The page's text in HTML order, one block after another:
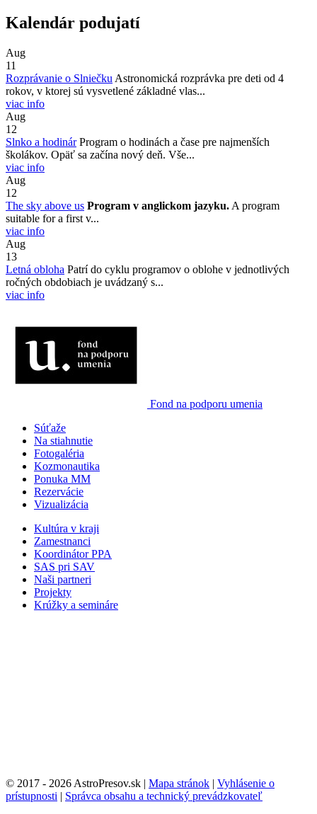
Kalendár podujatí
Aug
11
Rozprávanie o Slniečku Astronomická rozprávka pre deti od 4
rokov, v ktorej sú vysvetlené základné vlas...
viac info
Aug
12
Slnko a hodinárProgram o hodinách a čase pre najmenších
školákov. Opäť sa začína nový deň. Vše...
viac info
Aug
12
The sky above us Program v anglickom jazyku. A program
suitable for a first v...
viac info
Aug
13
Letná obloha Patrí do cyklu programov o oblohe v jednotlivých
ročných obdobiach je uvádzaný s...
viac info
Fond na podporu umenia
Súťaže
Na stiahnutie
Fotogaléria
Kozmonautika
Ponuka MM
Rezervácie
Vizualizácia
Kultúra v kraji
Zamestnanci
Koordinátor PPA
SAS pri SAV
Naši partneri
Projekty
Krúžky a semináre
© 2017 - 2026 AstroPresov.sk | Mapa stránok | Vyhlásenie o
prístupnosti | Správca obsahu a technický prevádzkovateľ